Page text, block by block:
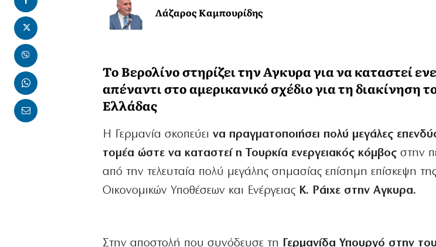
Λάζαρος Καμπουρίδης
Το Βερολίνο στηρίζει την Αγκυρα για να καταστεί
απέναντι στο αμερικανικό σχέδιο για τη διακίνηση
Ελλάδας
Η Γερμανία σκοπεύει να πραγματοποιήσει πολύ μεγάλες
τομέα ώστε να καταστεί η Τουρκία ενεργειακός κόμβος στην
από την τελευταία πολύ μεγάλης σημασίας επίσημη επίσκεψη
Οικονομικών Υποθέσεων και Ενέργειας K. Ράιχε στην Αγκυρα.
Στην αποστολή που συνόδευσε τη Γερμανίδα Υπουργό στην